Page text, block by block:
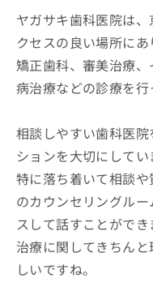
ヤガサキ歯科医院は
クセスの良い場所にあ
矯正歯科、審美治療
病治療などの診療を行
相談しやすい歯科医
ションを大切にしてい
特に落ち着いて相談
のカウンセリングル
スして話すことができ
治療に関してきちん
しいですね。